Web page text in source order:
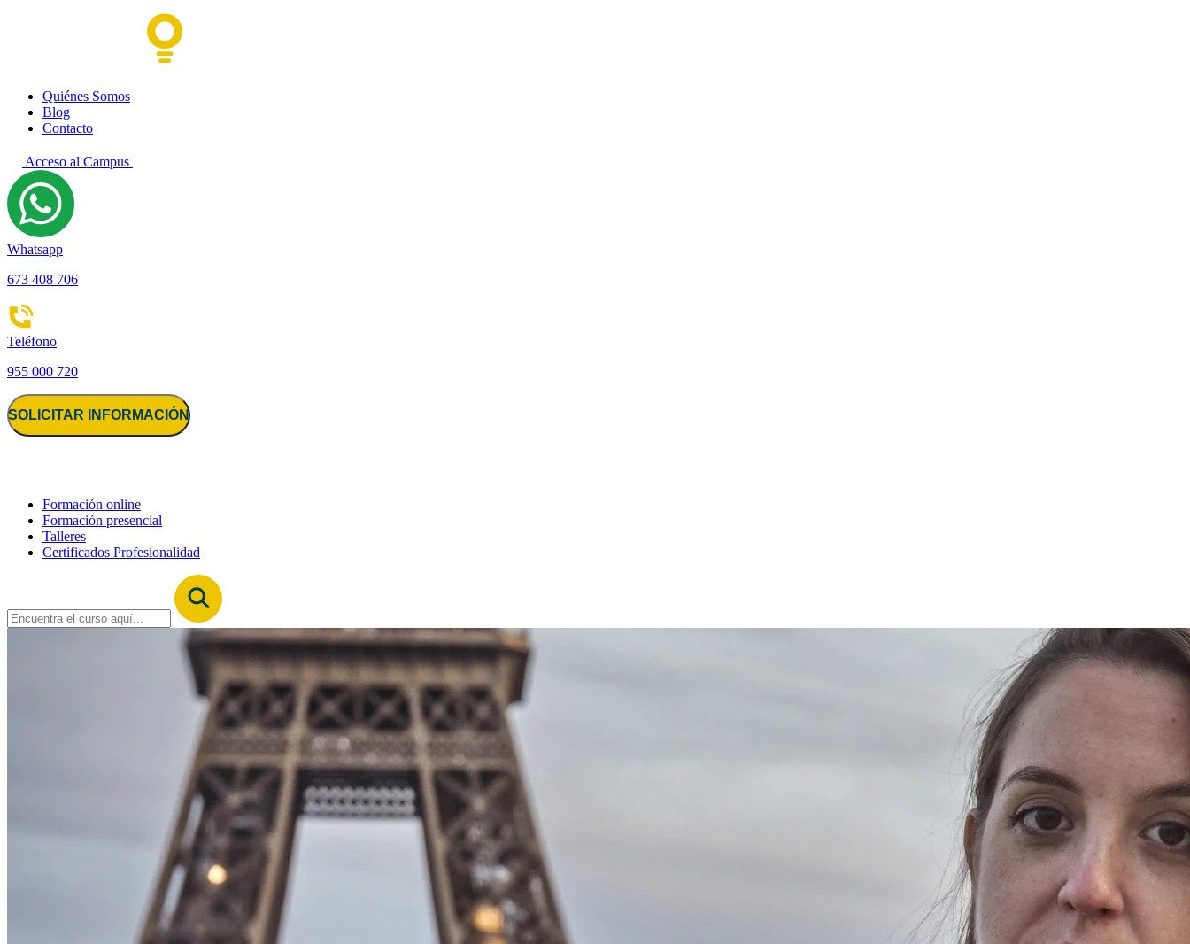
Quiénes Somos
Blog
Contacto
Acceso al Campus
Whatsapp
673 408 706
Teléfono
955 000 720
SOLICITAR INFORMACIÓN
Formación online
Formación presencial
Talleres
Certificados Profesionalidad